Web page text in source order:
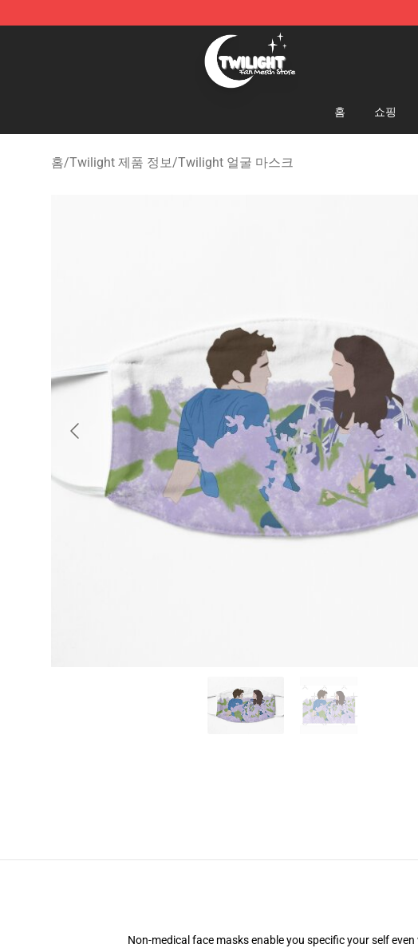
Twilight Store - Official Twilight Merchandise Shop
홈 쇼핑
홈/Twilight 제품 정보/Twilight 얼굴 마스크
Non-medical face masks enable you specific your self